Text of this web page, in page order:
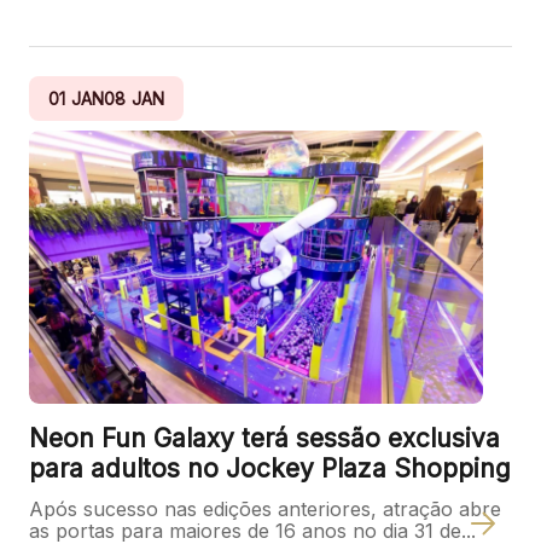
Comodidades
Mapa Virtual
01 JAN08 JAN
Neon Fun Galaxy terá sessão exclusiva
para adultos no Jockey Plaza Shopping
Após sucesso nas edições anteriores, atração abre
as portas para maiores de 16 anos no dia 31 de...